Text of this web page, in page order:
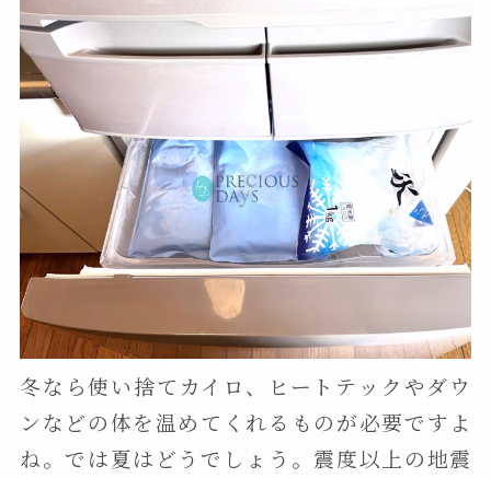
冬なら使い捨てカイロ、ヒートテックやダウ
ンなどの体を温めてくれるものが必要ですよ
ね。では夏はどうでしょう。震度以上の地震